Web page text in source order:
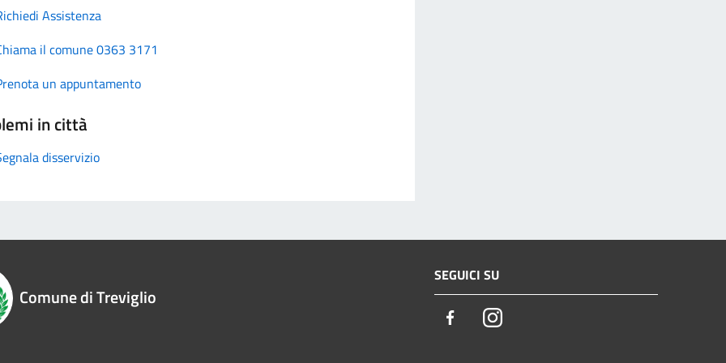
Assistenza
il comune 0363 3171
un appuntamento
in città
disservizio
Comune di Treviglio
SEGUICI SU
FacebookInstagram